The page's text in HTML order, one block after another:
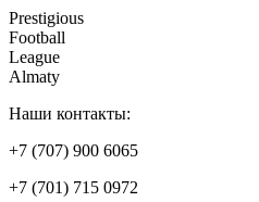
Prestigious
Football
League
Almaty
Наши контакты:
+7 (707) 900 6065
+7 (701) 715 0972